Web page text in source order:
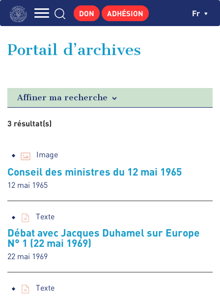
Aller
principale
GEORGES POMPIDOU
PUBLICATIONS
ACTUALITÉS
DON ADHÉSION Fr
Portail d’archives
Affiner ma recherche
3 résultat(s)
Image
Conseil des ministres du 12 mai 1965
12 mai 1965
Texte
Débat avec Jacques Duhamel sur Europe
N° 1 (22 mai 1969)
22 mai 1969
Texte
Panneau de gestion des cookies